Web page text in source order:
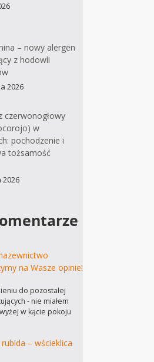
– nowy alergen
z hodowli
2026
czerwonogłowy
w
pochodzenie i
tożsamość
2026
na Wasze opinie!
do pozostałej
- nie miałem
w kącie pokoju
– wścieklica